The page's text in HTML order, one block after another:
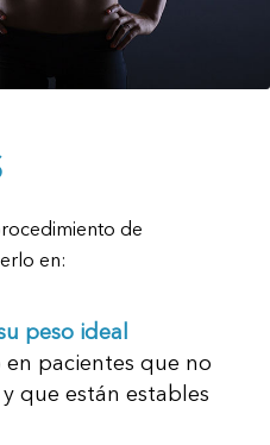
de
en:
peso ideal
en pacientes que no
que están estables